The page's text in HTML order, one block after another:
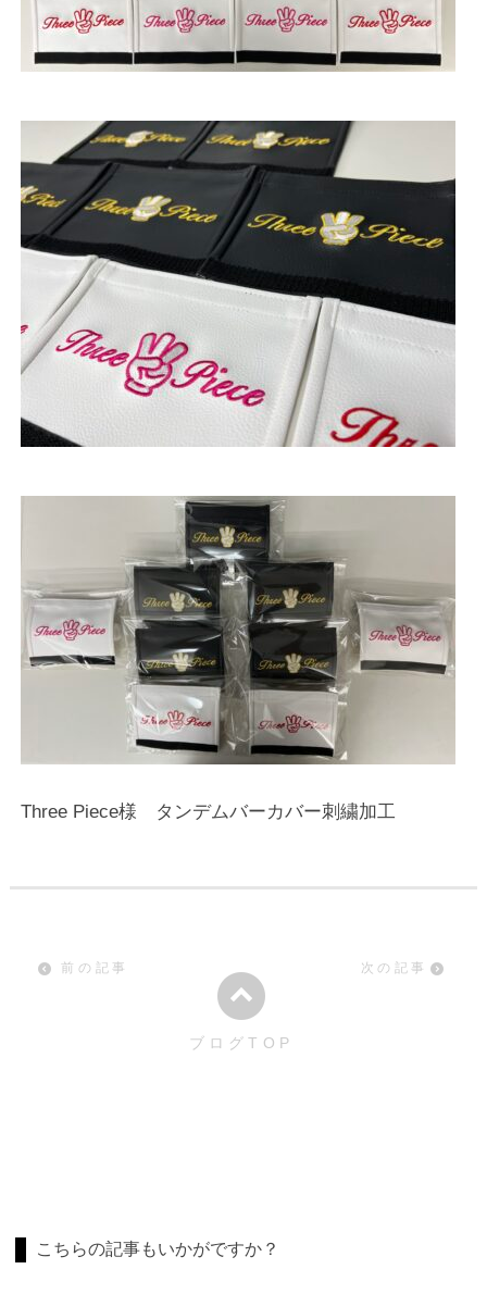
Three Piece様 タンデムバーカバー刺繍加工
前の記事
ブログTOP
次の記事
こちらの記事もいかがですか？